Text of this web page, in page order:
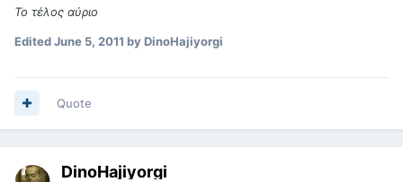
To τέλος αύριο
EditedJune 5, 2011 by DinoHajiyorgi
Quote
DinoHajiyorgi